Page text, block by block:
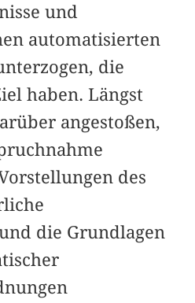
und
automatisierten
die
haben. Längst
angestoßen,
des
die Grundlagen